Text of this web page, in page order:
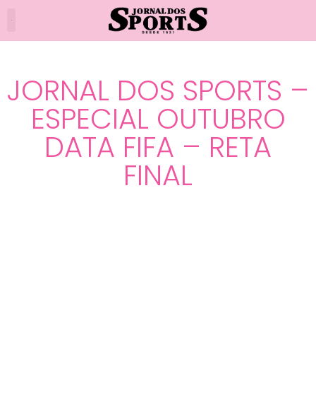
JORNAL DOS SPORTS –
ESPECIAL OUTUBRO
DATA FIFA – RETA
FINAL